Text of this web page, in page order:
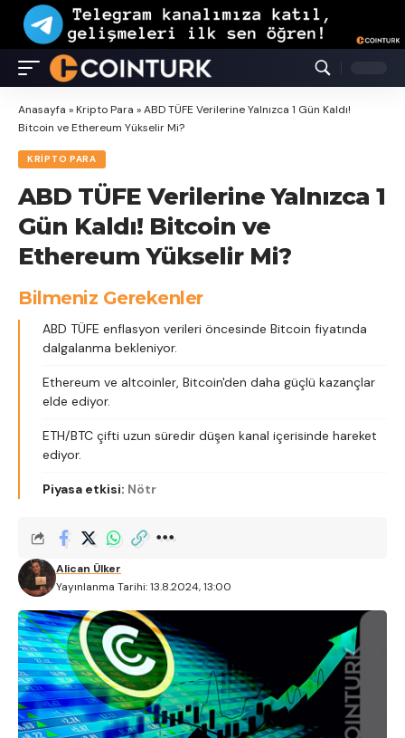
Anasayfa »Kripto Para »ABD TÜFE Verilerine Yalnızca 1 Gün Kaldı!
Bitcoin ve Ethereum Yükselir Mi?
KRIPTO PARA
ABD TÜFE Verilerine Yalnızca 1
Gün Kaldı! Bitcoin ve
Ethereum Yükselir Mi?
Bilmeniz Gerekenler
ABD TÜFE enflasyon verileri öncesinde Bitcoin fiyatında
dalgalanma bekleniyor.
Ethereum ve altcoinler, Bitcoin'den daha güçlü kazançlar
elde ediyor.
ETH/BTC çifti uzun süredir düşen kanal içerisinde hareket
ediyor.
Piyasa etkisi: Nötr
Yayınlanma Tarihi: 13.8.2024, 13:00
Alican Ülker